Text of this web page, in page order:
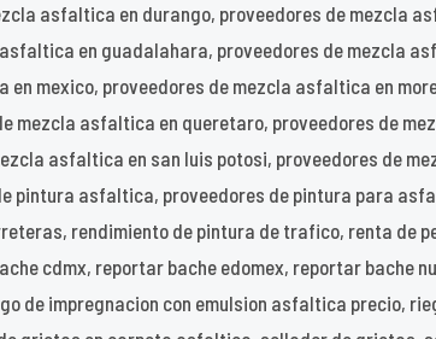
asfaltica en durango, proveedores de mezcla
en guadalahara, proveedores de mezcla
mexico, proveedores de mezcla asfaltica en
mezcla asfaltica en queretaro, proveedores de
asfaltica en san luis potosi, proveedores de
pintura asfaltica, proveedores de pintura para
rendimiento de pintura de trafico, renta de
cdmx, reportar bache edomex, reportar bache
de impregnacion con emulsion asfaltica precio,